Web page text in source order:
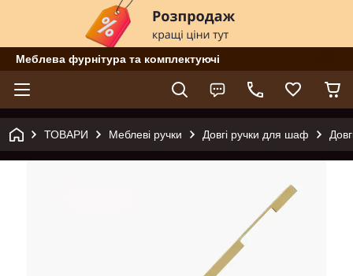
Меблева фурнітура та комплектуючі
ТОВАРИ Меблеві ручки Довгі ручки для шаф